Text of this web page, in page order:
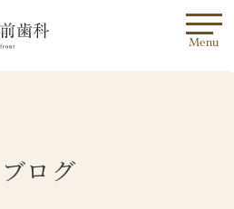
Menu
ブログ